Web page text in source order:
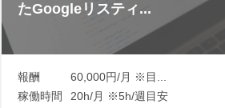
たGoogleリスティ...
報酬
60,000円/月 ※目...
稼働時間
20h/月 ※5h/週目安